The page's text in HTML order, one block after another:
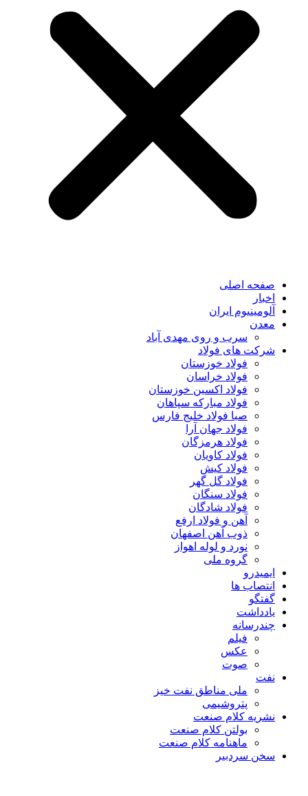
صفحه اصلی
اخبار
آلومینیوم ایران
معدن
سرب و روی مهدی آباد
شرکت های فولاد
فولاد خوزستان
فولاد خراسان
فولاد اکسین خوزستان
فولاد مبارکه سپاهان
صبا فولاد خلیج فارس
فولاد جهان آرا
فولاد هرمزگان
فولاد کاویان
فولاد کیش
فولاد گل گهر
فولاد سنگان
فولاد شادگان
آهن و فولاد ارفع
ذوب آهن اصفهان
نورد و لوله اهواز
گروه ملی
ایمیدرو
انتصاب ها
گفتگو
یادداشت
چندرسانه
فیلم
عکس
صوت
نفت
ملی مناطق نفت خیز
پتروشیمی
نشریه کلام صنعت
بولتن کلام صنعت
ماهنامه کلام صنعت
سخن سردبیر